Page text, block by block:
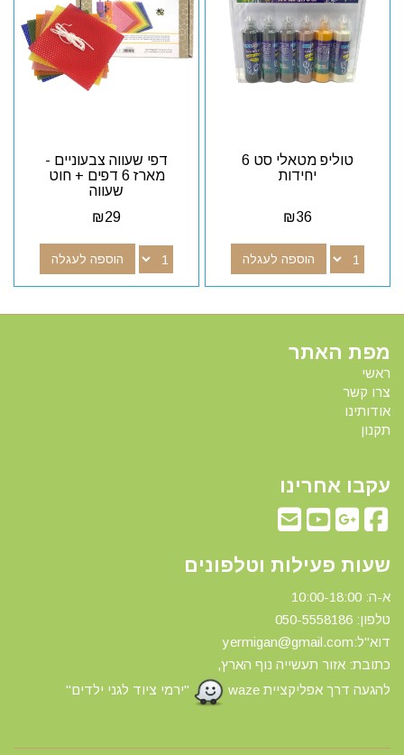
טוליפ מטאלי סט 6
יחידות
₪36
הוספה לעגלה
דפי שעווה צבעוניים -
מארז 6 דפים + חוט
שעווה
₪29
הוספה לעגלה
מפת האתר
ראשי
צרו קשר
אודותינו
תקנון
עקבו אחרינו
שעות פעילות וטלפונים
א-ה: 10:00-18:00
טלפון: 0 50-5558186
דוא"ל:yermigan@gmail.com
כתובת: אזור תעשייה נוף הארץ,
להגעה דרך אפליקציית waze
"ירמי ציוד לגני ילדים"